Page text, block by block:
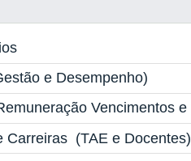
e Desempenho)
Vencimentos
Carreiras (TAE e Docentes)